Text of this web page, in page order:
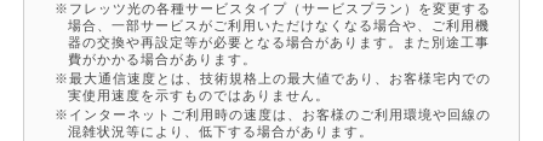
フレッツ光の各種サービスタイプ（サービスプラン）を変更する
場合、一部サービスがご利用いただけなくなる場合や、ご利用機
器の交換や再設定等が必要となる場合があります。また別途工事
費がかかる場合があります。
最大通信速度とは、技術規格上の最大値であり、お客様宅内での
実使用速度を示すものではありません。
インターネットご利用時の速度は、お客様のご利用環境や回線の
混雑状況等により、低下する場合があります。